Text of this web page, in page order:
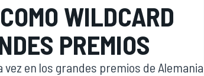
WILDCARD
PREMIOS
en los grandes premios de Alemania